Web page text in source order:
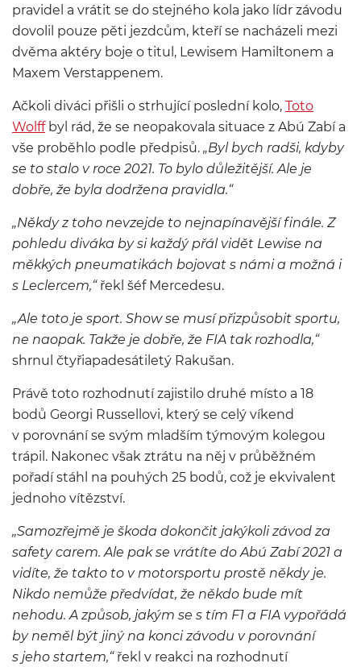
pravidel a vrátit se do stejného kola jako lídr závodu
dovolil pouze pěti jezdcům, kteří se nacházeli mezi
dvěma aktéry boje o titul, Lewisem Hamiltonem a
Maxem Verstappenem.
Ačkoli diváci přišli o strhující poslední kolo, Toto
Wolffbyl rád, že se neopakovala situace z Abú Zabí a
vše proběhlo podle předpisů. „Byl bych radši, kdyby
se to stalo v roce 2021. To bylo důležitější. Ale je
dobře, že byla dodržena pravidla.“
„Někdy z toho nevzejde to nejnapínavější finále. Z
pohledu diváka by si každý přál vidět Lewise na
měkkých pneumatikách bojovat s námi a možná i
s Leclercem,“řekl šéf Mercedesu.
„Ale toto je sport. Show se musí přizpůsobit sportu,
ne naopak. Takže je dobře, že FIA tak rozhodla,“
shrnul čtyřiapadesátiletý Rakušan.
Právě toto rozhodnutí zajistilo druhé místo a 18
bodů Georgi Russellovi, který se celý víkend
v porovnání se svým mladším týmovým kolegou
trápil. Nakonec však ztrátu na něj v průběžném
pořadí stáhl na pouhých 25 bodů, což je ekvivalent
jednoho vítězství.
„Samozřejmě je škoda dokončit jakýkoli závod za
safety carem. Ale pak se vrátíte do Abú Zabí 2021 a
vidíte, že takto to v motorsportu prostě někdy je.
Nikdo nemůže předvídat, že někdo bude mít
nehodu. A způsob, jakým se s tím F1 a FIA vypořádá
by neměl být jiný na konci závodu v porovnání
s jeho startem,“řekl v reakci na rozhodnutí